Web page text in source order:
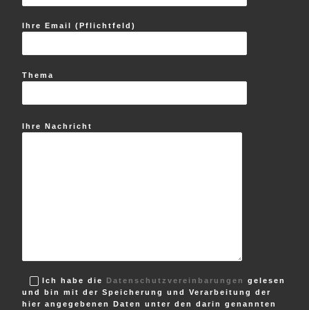
Ihre Email (Pflichtfeld)
Thema
Ihre Nachricht
Ich habe die Datenschutzvereinbarungen
gelesen
und bin mit der Speicherung und Verarbeitung der
hier angegebenen Daten unter den darin genannten